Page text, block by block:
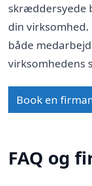
skræddersyede
din
både
virksomhedens
Book en
FAQ og